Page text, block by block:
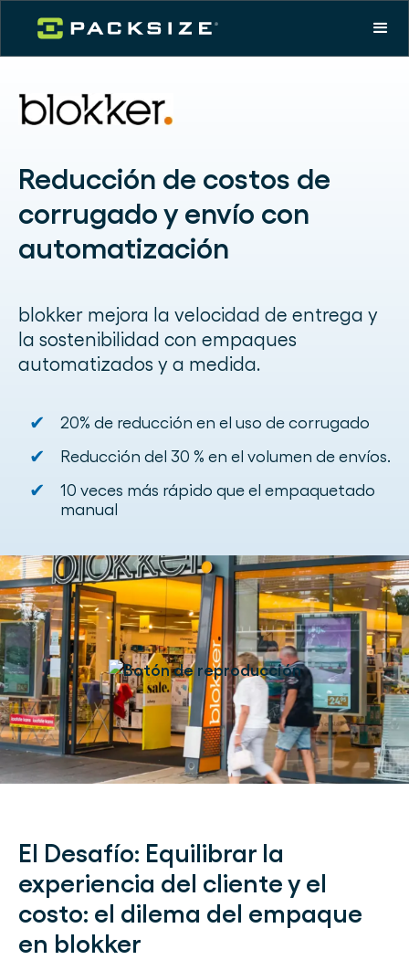
Reducción de costos de
corrugado y envío con
automatización
blokker mejora la velocidad de entrega y
la sostenibilidad con empaques
automatizados y a medida.
✔ 20% de reducción en el uso de corrugado
✔ Reducción del 30 % en el volumen de envíos.
✔
10 veces más rápido que el empaquetado
manual
El Desafío: Equilibrar la
experiencia del cliente y el
costo: el dilema del empaque
en blokker